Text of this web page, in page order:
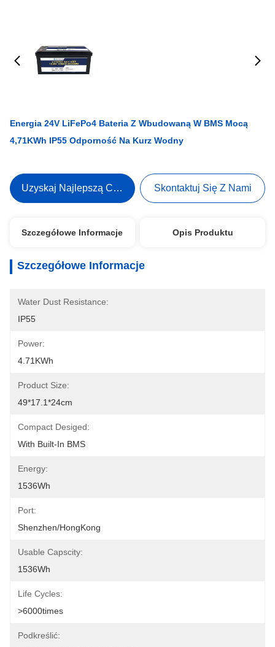
Energia 24V LiFePo4 Bateria Z Wbudowaną W BMS Mocą
4,71KWh IP55 Odporność Na Kurz Wodny
Uzyskaj Najlepszą Cenę Skontaktuj Się Z Nami
Szczegółowe Informacje Opis Produktu
Szczegółowe Informacje
Water Dust Resistance:
IP55
Power:
4.71KWh
Product Size:
49*17.1*24cm
Compact Desiged:
With Built-In BMS
Energy:
1536Wh
Port:
Shenzhen/HongKong
Usable Capscity:
1536Wh
Life Cycles:
>6000times
Podkreślić: